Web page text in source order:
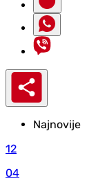
Najnovije
12
04